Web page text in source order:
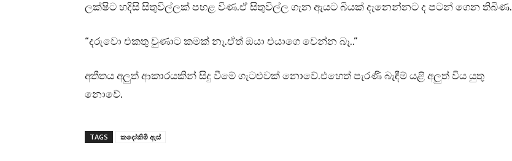
ලක්ෂිට හදිසි සිතුවිල්ලක් පහළ විණ.ඒ සිතුවිල්ල ගැන ඇයට බියක් දැනෙන්නට ද පටන් ගෙන තිබිණ.
“දරුවො එකතු වුණාට කමක් නෑ.ඒත් ඔයා එයාගෙ වෙන්න බෑ..”
අතීතය අලුත් ආකාරයකින් සිදු වීමේ ගැටළුවක් නොවේ.එහෙත් පැරණි බැඳීම් යළි අලුත් විය යුතු
නොවේ.
TAGS කදෝකිමි ඇස්